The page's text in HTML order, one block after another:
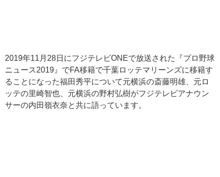
2019年11 月 28日にフジテレビONEで放送された『プロ野球
ニュース 2019 』でFA移籍で千葉ロッテマリーンズに移籍す
ることになった福田秀平について元横浜の斎藤明雄、元ロ
ッテの里崎智也、元横浜の野村弘樹がフジテレビアナウン
サーの内田嶺衣奈と共に語っています。